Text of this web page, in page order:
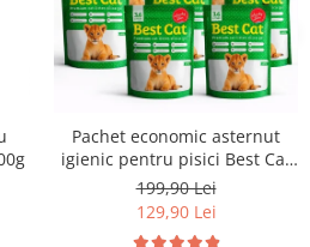
Pachet economic asternut
igienic pentru pisici Best Cat
Silicat - Mar verde, 10 x 3.6l
199,90 Lei
129,90 Lei